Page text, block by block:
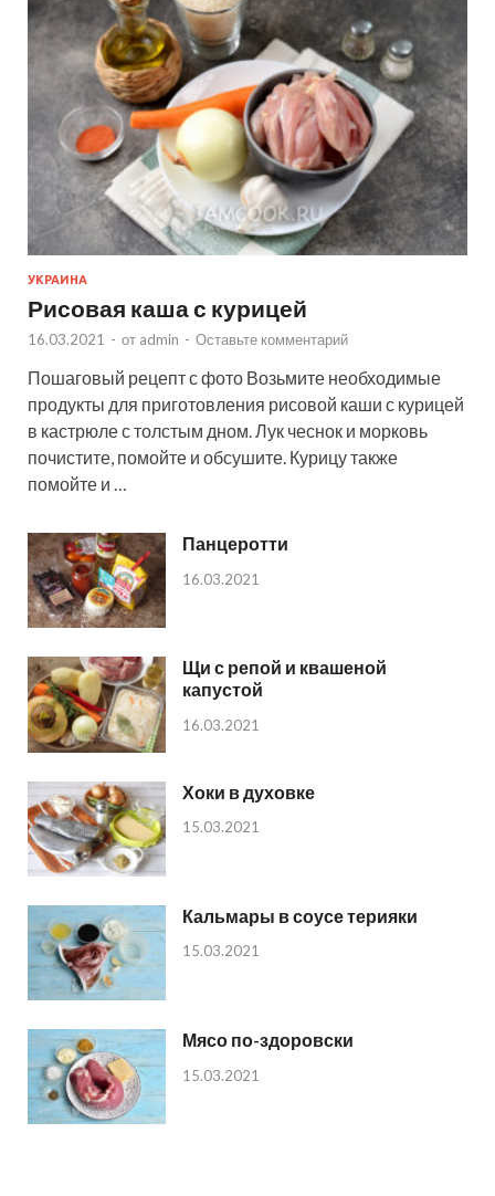
УКРАИНА
Рисовая каша с курицей
16.03.2021 - от admin - Оставьте комментарий
Пошаговый рецепт с фото Возьмите необходимые
продукты для приготовления рисовой каши с курицей
в кастрюле с толстым дном. Лук чеснок и морковь
почистите, помойте и обсушите. Курицу также
помойте и …
Панцеротти
16.03.2021
Щи с репой и квашеной
капустой
16.03.2021
Хоки в духовке
15.03.2021
Кальмары в соусе терияки
15.03.2021
Мясо по-здоровски
15.03.2021